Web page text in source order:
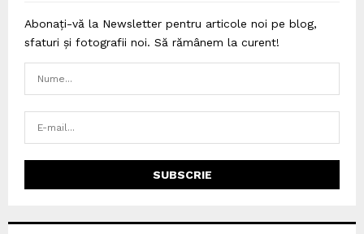
Abonați-vă la Newsletter pentru articole noi pe blog,
sfaturi și fotografii noi. Să rămânem la curent!